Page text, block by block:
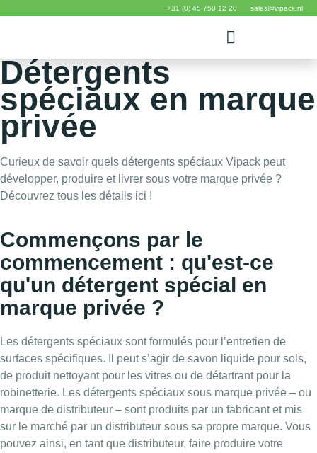
+31 (0) 45 750 12 20 sales@vipack.nl
Détergents
spéciaux en marque
privée
Curieux de savoir quels détergents spéciaux Vipack peut
développer, produire et livrer sous votre marque privée ?
Découvrez tous les détails ici !
Commençons par le
commencement : qu'est-ce
qu'un détergent spécial en
marque privée ?
Les détergents spéciaux sont formulés pour l’entretien de
surfaces spécifiques. Il peut s’agir de savon liquide pour sols,
de produit nettoyant pour les vitres ou de détartrant pour la
robinetterie. Les détergents spéciaux sous marque privée – ou
marque de distributeur – sont produits par un fabricant et mis
sur le marché par un distributeur sous sa propre marque. Vous
pouvez ainsi, en tant que distributeur, faire produire votre